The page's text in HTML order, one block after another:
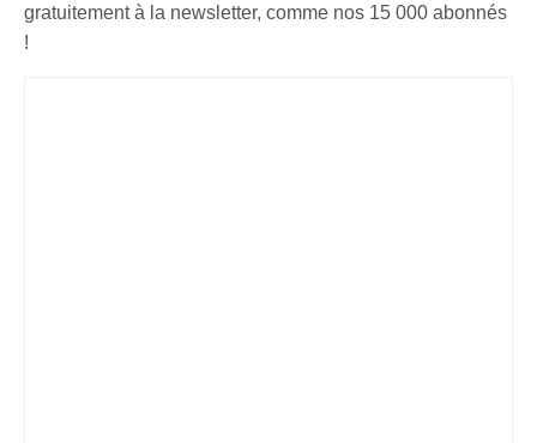
gratuitement à la newsletter, comme nos 15 000 abonnés
!